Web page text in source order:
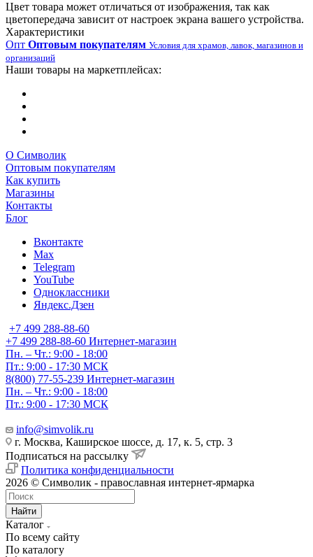
Цвет товара может отличаться от изображения, так как
цветопередача зависит от настроек экрана вашего устройства.
Характеристики
Опт Оптовым покупателям Условия для храмов, лавок, магазинов и
организаций
Наши товары на маркетплейсах:
О Символик
Оптовым покупателям
Как купить
Магазины
Контакты
Блог
Вконтакте
Max
Telegram
YouTube
Одноклассники
Яндекс.Дзен
+7 499 288-88-60
+7 499 288-88-60 Интернет-магазин
Пн. – Чт.: 9:00 - 18:00
Пт.: 9:00 - 17:30 МСК
8(800) 77-55-239 Интернет-магазин
Пн. – Чт.: 9:00 - 18:00
Пт.: 9:00 - 17:30 МСК
info@simvolik.ru
г. Москва, Каширское шоссе, д. 17, к. 5, стр. 3
Подписаться на рассылку
Политика конфиденциальности
2026 © Символик - православная интернет-ярмарка
Найти
Каталог
По всему сайту
По каталогу